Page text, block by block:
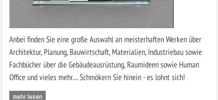
Anbei finden Sie eine große Auswahl an meisterhaften Werken über
Architektur, Planung, Bauwirtschaft, Materialien, Industriebau sowie
Fachbücher über die Gebäudeausrüstung, Raumideen sowie Human
Office und vieles mehr.... Schmökern Sie hinein - es lohnt sich!
mehr lesen